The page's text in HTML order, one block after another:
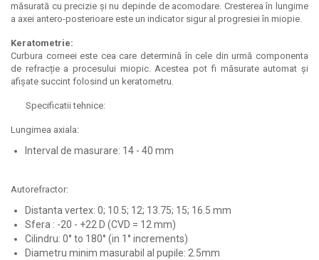
măsurată cu precizie și nu depinde de acomodare. Cresterea în lungime
a axei antero-posterioare este un indicator sigur al progresiei în miopie.
Keratometrie:
Curbura corneei este cea care determină în cele din urmă componenta
de refracție a procesului miopic. Acestea pot fi măsurate automat și
afișate succint folosind un keratometru.
Specificatii tehnice:
Lungimea axiala:
Interval de masurare: 14 - 40 mm
Autorefractor:
Distanta vertex: 0; 10.5; 12; 13.75; 15; 16.5 mm
Sfera : -20 - +22 D (CVD = 12 mm)
Cilindru: 0° to 180° (in 1° increments)
Diametru minim masurabil al pupile: 2.5mm